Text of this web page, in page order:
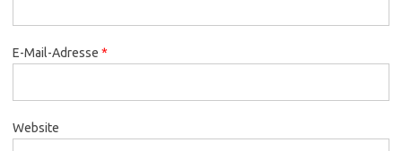
E-Mail-Adresse *
Website